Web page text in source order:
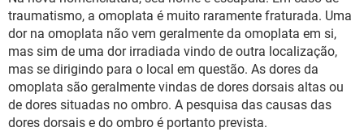
traumatismo, a omoplata é muito raramente fraturada. Uma
dor na omoplata não vem geralmente da omoplata em si,
mas sim de uma dor irradiada vindo de outra localização,
mas se dirigindo para o local em questão. As dores da
omoplata são geralmente vindas de dores dorsais altas ou
de dores situadas no ombro. A pesquisa das causas das
dores dorsais e do ombro é portanto prevista.